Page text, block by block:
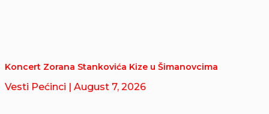
Koncert Zorana Stankovića Kize u Šimanovcima
Vesti Pećinci | August 7, 2026